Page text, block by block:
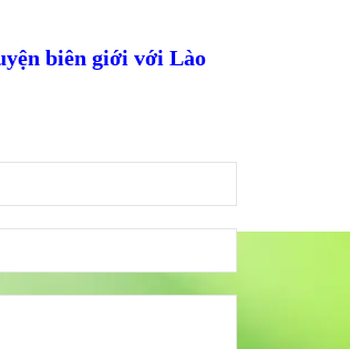
biên giới với Lào